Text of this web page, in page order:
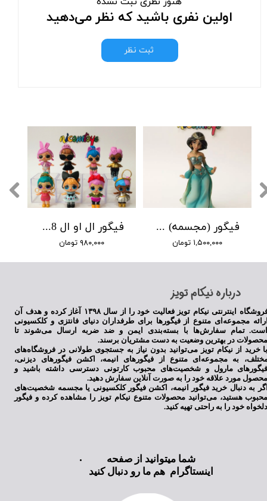
اولین نفری باشید که نظر می‌دهید
ثبت نظر
فیگور ال او ال 8 تایی
۹۸۰,۰۰۰ تومان
فیگور (مجسمه) پرنسس جاسمین علاالدین دیزنی Disney Aladdin Jasmine Statue
۱,۵۰۰,۰۰۰ تومان
​درباره نیکام تویز
فروشگاه اینترنتی نیکام تویز فعالیت خود را از سال ۱۳۹۸ آغاز کرده و هدف آن
مجموعه‌ای متنوع از فیگورها برای طرفداران دنیای فانتزی و کلکسیونی
تمام سفارش‌ها با بسته‌بندی ایمن و ضد ضربه ارسال می‌شوند تا
در بهترین وضعیت به دست مشتریان برسند.
خرید از نیکام تویز می‌توانید بدون نیاز به جستجوی طولانی در فروشگاه‌های
به مجموعه‌ای متنوع از فیگورهای انیمه، اکشن فیگورهای دیزنی،
مارول و شخصیت‌های محبوب کارتونی دسترسی داشته باشید و
مورد علاقه خود را به صورت آنلاین سفارش دهید.
به دنبال خرید فیگور انیمه، اکشن فیگور کلکسیونی یا مجسمه شخصیت‌های
هستید، می‌توانید محصولات متنوع نیکام تویز را مشاهده کرده و فیگور
خود را به راحتی تهیه کنید.
شما میتوانید از صفحه
اینستاگرام هم ما رو دنبال کنید